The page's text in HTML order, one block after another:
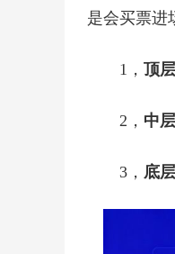
是会买票进
1， 顶
2， 中
3， 底